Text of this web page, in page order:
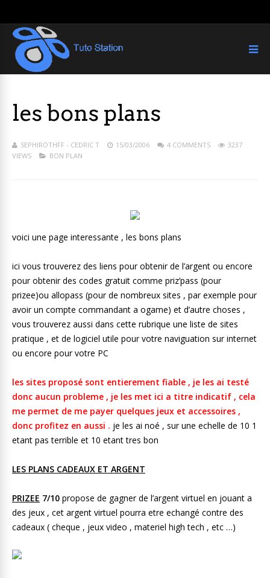
les bons plans
SEPHIROTHFF - CEDRIC T 15/03/2006 4 COMMENTS
3237
VIEWS
BON PLAN
voici une page interessante , les bons plans
ici vous trouverez des liens pour obtenir de l’argent ou encore
pour obtenir des codes gratuit comme priz’pass (pour
prizee)ou allopass (pour de nombreux sites , par exemple pour
avoir un compte commandant a ogame) et d’autre choses ,
vous trouverez aussi dans cette rubrique une liste de sites
pratique , et de logiciel utile pour votre naviguation sur internet
ou encore pour votre PC
les sites proposé sont entierement fiable , je les ai testé
donc aucun probleme , je les met ici a titre indicatif , cela
me permet de me payer quelques jeux et accessoires ,
donc profitez en aussi . je les ai noé , sur une echelle de 10 1
etant pas terrible et 10 etant tres bon
LES PLANS CADEAUX ET ARGENT
PRIZEE 7/10 propose de gagner de l’argent virtuel en jouant a
des jeux , cet argent virtuel pourra etre echangé contre des
cadeaux ( cheque , jeux video , materiel high tech , etc …)